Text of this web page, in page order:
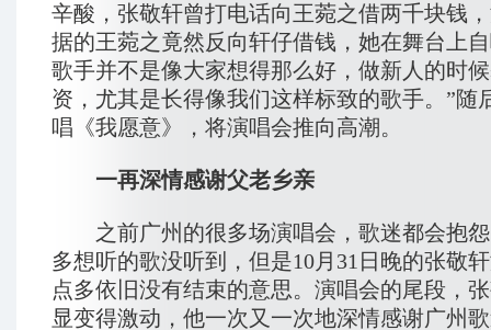
辛酸，张敬轩曾打电话向王菀之借两千块钱
据的王菀之竟然反向轩仔借钱，她在舞台上
歌手并不是像大家想得那么好，做新人的时
资，尤其是长得像我们这样标致的歌手。”随
唱《我愿意》，将演唱会推向高潮。
一再深情感谢父老乡亲
之前广州的很多场演唱会，歌迷都会抱怨
多想听的歌没听到，但是10月31日晚的张敬
点多依旧没有结束的意思。演唱会的尾段，
显变得激动，他一次又一次地深情感谢广州